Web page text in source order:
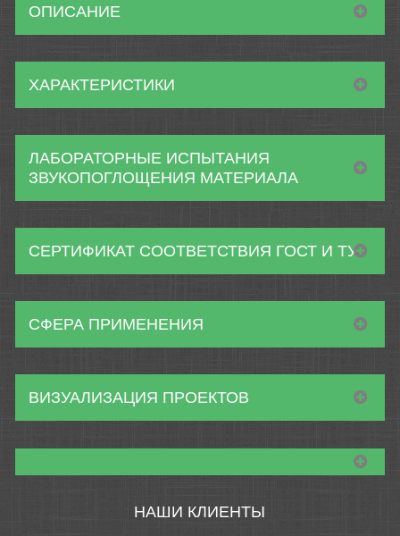
ОПИСАНИЕ
ХАРАКТЕРИСТИКИ
ЛАБОРАТОРНЫЕ ИСПЫТАНИЯ
ЗВУКОПОГЛОЩЕНИЯ МАТЕРИАЛА
СЕРТИФИКАТ СООТВЕТСТВИЯ ГОСТ И ТУ
СФЕРА ПРИМЕНЕНИЯ
ВИЗУАЛИЗАЦИЯ ПРОЕКТОВ
НАШИ КЛИЕНТЫ